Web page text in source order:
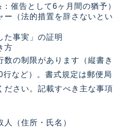
催告として6ヶ月間の猶予）
ー（法的措置を辞さないとい
た事実」の証明
方
の制限があります（縦書き
など）。書式規定は郵便局
さい。記載すべき主な事項
（住所・氏名）